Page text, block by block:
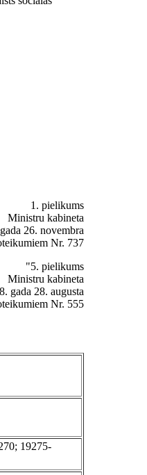
1. pielikums
Ministru kabineta
26. novembra
Nr. 737
"5. pielikums
Ministru kabineta
gada 28. augusta
Nr. 555
19275-